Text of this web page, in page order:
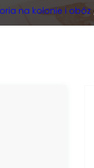
na kolonie i obóz